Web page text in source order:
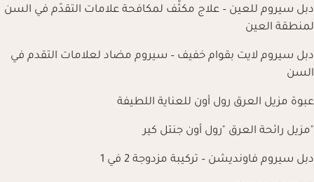
دبل سيروم للعين – علاج مكثّف لمكافحة علامات التقدّم في السن
لمنطقة العين
دبل سيروم لايت بقوام خفيف – سيروم مضاد لعلامات التقدم في
السن
عبوة مزيل العرق رول أون للعناية اللطيفة
"مزيل رائحة العرق "رول أون جنتل كير
دبل سيروم فاونديشن – تركيبة مزدوجة 2 في 1